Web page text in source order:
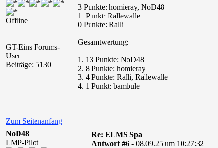
Offline
GT-Eins Forums-
User
Beiträge: 5130
3 Punkte: homieray, NoD48
1 Punkt: Rallewalle
0 Punkte: Ralli
Gesamtwertung:
1. 13 Punkte: NoD48
2. 8 Punkte: homieray
3. 4 Punkte: Ralli, Rallewalle
4. 1 Punkt: bambule
Zum Seitenanfang
NoD48
LMP-Pilot
Re: ELMS Spa
Antwort #6 - 08.09.25 um 10:27:32